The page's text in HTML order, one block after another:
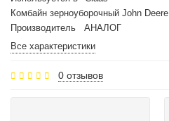
Комбайн зерноуборочный John Deere
Производитель
АНАЛОГ
Все характеристики
0 отзывов